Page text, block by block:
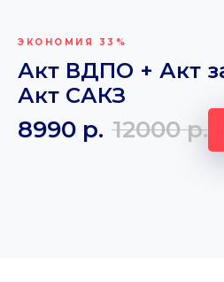
ЭКОНОМИЯ 33%
Акт ВДПО + Акт
Акт САКЗ
8990 р. 12000 р.